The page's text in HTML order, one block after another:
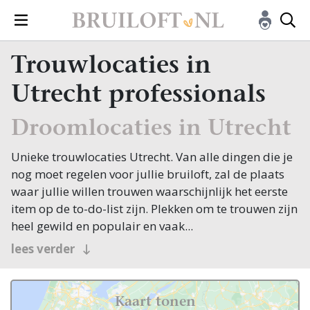
Trouwlocaties in
Utrecht professionals
Droomlocaties in Utrecht
Unieke trouwlocaties Utrecht. Van alle dingen die je
nog moet regelen voor jullie bruiloft, zal de plaats
waar jullie willen trouwen waarschijnlijk het eerste
item op de to-do-list zijn. Plekken om te trouwen zijn
heel gewild en populair en vaak...
krijg je ook te maken met wachtlijsten of bepaalde
naar trouwlocaties in Utrecht is dan ook echt niet
onverstandig! Gelukkig hebben wij voor jou een hele
lees verder
Kaart tonen